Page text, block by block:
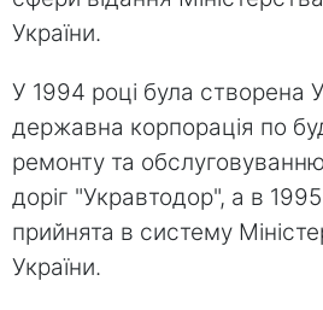
України.
У 1994 році була створена
державна корпорація по
ремонту та
доріг "Укравтодор", а в
прийнята в систему
України.